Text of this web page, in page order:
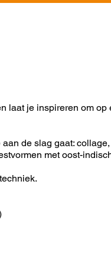
laat je inspireren om
de slag gaat:
met oost-